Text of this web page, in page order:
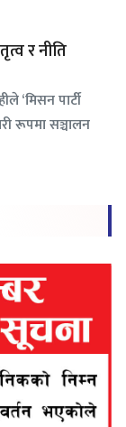
र नीति
‘मिसन पार्टी
रूपमा सञ्चालन